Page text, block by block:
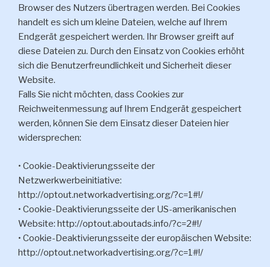
Browser des Nutzers übertragen werden. Bei Cookies
handelt es sich um kleine Dateien, welche auf Ihrem
Endgerät gespeichert werden. Ihr Browser greift auf
diese Dateien zu. Durch den Einsatz von Cookies erhöht
sich die Benutzerfreundlichkeit und Sicherheit dieser
Website.
Falls Sie nicht möchten, dass Cookies zur
Reichweitenmessung auf Ihrem Endgerät gespeichert
werden, können Sie dem Einsatz dieser Dateien hier
widersprechen:
• Cookie-Deaktivierungsseite der
Netzwerkwerbeinitiative:
http://optout.networkadvertising.org/?c=1#!/
• Cookie-Deaktivierungsseite der US-amerikanischen
Website: http://optout.aboutads.info/?c=2#!/
• Cookie-Deaktivierungsseite der europäischen Website:
http://optout.networkadvertising.org/?c=1#!/